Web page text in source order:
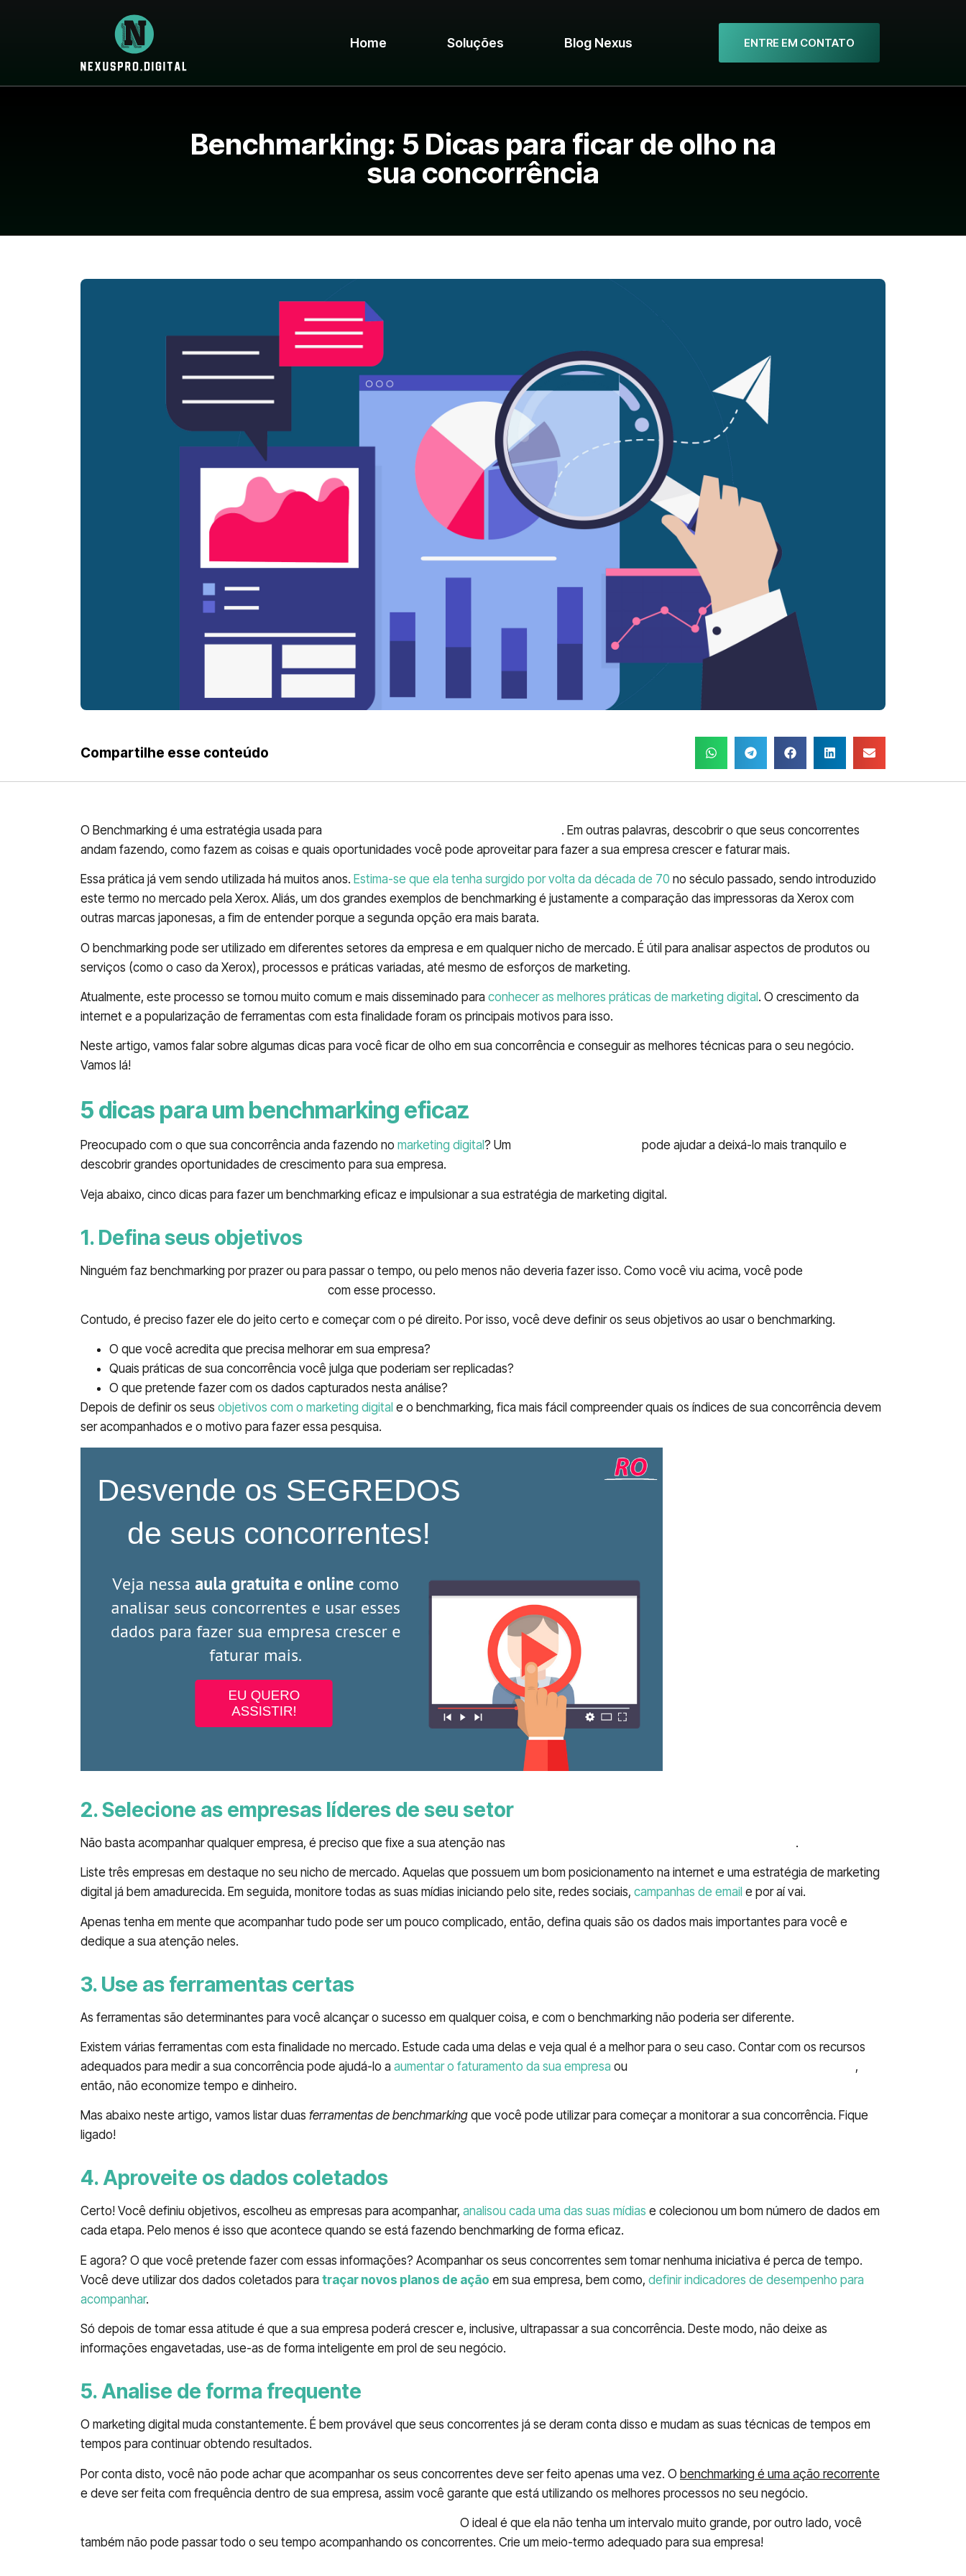
Home Soluções Blog Nexus ENTRE EM CONTATO
Benchmarking: 5 Dicas para ficar de olho na
sua concorrência
Compartilhe esse conteúdo
O Benchmarking é uma estratégia usada para
. Em outras palavras, descobrir o que seus concorrentes
andam fazendo, como fazem as coisas e quais oportunidades você pode aproveitar para fazer a sua empresa crescer e faturar mais.
Essa prática já vem sendo utilizada há muitos anos. Estima-se que ela tenha surgido por volta da década de 70 no século passado, sendo introduzido
este termo no mercado pela Xerox. Aliás, um dos grandes exemplos de benchmarking é justamente a comparação das impressoras da Xerox com
outras marcas japonesas, a fim de entender porque a segunda opção era mais barata.
O benchmarking pode ser utilizado em diferentes setores da empresa e em qualquer nicho de mercado. É útil para analisar aspectos de produtos ou
serviços (como o caso da Xerox), processos e práticas variadas, até mesmo de esforços de marketing.
Atualmente, este processo se tornou muito comum e mais disseminado para conhecer as melhores práticas de marketing digital. O crescimento da
internet e a popularização de ferramentas com esta finalidade foram os principais motivos para isso.
Neste artigo, vamos falar sobre algumas dicas para você ficar de olho em sua concorrência e conseguir as melhores técnicas para o seu negócio.
Vamos lá!
5 dicas para um benchmarking eficaz
Preocupado com o que sua concorrência anda fazendo no marketing digital ? Um
pode ajudar a deixá-lo mais tranquilo e
descobrir grandes oportunidades de crescimento para sua empresa.
Veja abaixo, cinco dicas para fazer um benchmarking eficaz e impulsionar a sua estratégia de marketing digital.
1. Defina seus objetivos
Ninguém faz benchmarking por prazer ou para passar o tempo, ou pelo menos não deveria fazer isso. Como você viu acima, você pode
com esse processo.
Contudo, é preciso fazer ele do jeito certo e começar com o pé direito. Por isso, você deve definir os seus objetivos ao usar o benchmarking.
O que você acredita que precisa melhorar em sua empresa?
Quais práticas de sua concorrência você julga que poderiam ser replicadas?
O que pretende fazer com os dados capturados nesta análise?
Depois de definir os seus objetivos com o marketing digital e o benchmarking, fica mais fácil compreender quais os índices de sua concorrência devem
ser acompanhados e o motivo para fazer essa pesquisa.
2. Selecione as empresas líderes de seu setor
Não basta acompanhar qualquer empresa, é preciso que fixe a sua atenção nas .
Liste três empresas em destaque no seu nicho de mercado. Aquelas que possuem um bom posicionamento na internet e uma estratégia de marketing
digital já bem amadurecida. Em seguida, monitore todas as suas mídias iniciando pelo site, redes sociais, campanhas de email e por aí vai.
Apenas tenha em mente que acompanhar tudo pode ser um pouco complicado, então, defina quais são os dados mais importantes para você e
dedique a sua atenção neles.
3. Use as ferramentas certas
As ferramentas são determinantes para você alcançar o sucesso em qualquer coisa, e com o benchmarking não poderia ser diferente.
Existem várias ferramentas com esta finalidade no mercado. Estude cada uma delas e veja qual é a melhor para o seu caso. Contar com os recursos
adequados para medir a sua concorrência pode ajudá-lo a aumentar o faturamento da sua empresa ou
,
então, não economize tempo e dinheiro.
Mas abaixo neste artigo, vamos listar duas ferramentas de benchmarking que você pode utilizar para começar a monitorar a sua concorrência. Fique
ligado!
4. Aproveite os dados coletados
Certo! Você definiu objetivos, escolheu as empresas para acompanhar, analisou cada uma das suas mídias e colecionou um bom número de dados em
cada etapa. Pelo menos é isso que acontece quando se está fazendo benchmarking de forma eficaz.
E agora? O que você pretende fazer com essas informações? Acompanhar os seus concorrentes sem tomar nenhuma iniciativa é perca de tempo.
Você deve utilizar dos dados coletados para traçar novos planos de ação em sua empresa, bem como, definir indicadores de desempenho para
acompanhar.
Só depois de tomar essa atitude é que a sua empresa poderá crescer e, inclusive, ultrapassar a sua concorrência. Deste modo, não deixe as
informações engavetadas, use-as de forma inteligente em prol de seu negócio.
5. Analise de forma frequente
O marketing digital muda constantemente. É bem provável que seus concorrentes já se deram conta disso e mudam as suas técnicas de tempos em
tempos para continuar obtendo resultados.
Por conta disto, você não pode achar que acompanhar os seus concorrentes deve ser feito apenas uma vez. O benchmarking é uma ação recorrente
e deve ser feita com frequência dentro de sua empresa, assim você garante que está utilizando os melhores processos no seu negócio.
O ideal é que ela não tenha um intervalo muito grande, por outro lado, você
também não pode passar todo o seu tempo acompanhando os concorrentes. Crie um meio-termo adequado para sua empresa!